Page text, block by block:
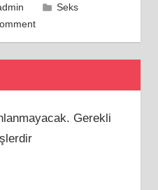
Seks
Gerekli